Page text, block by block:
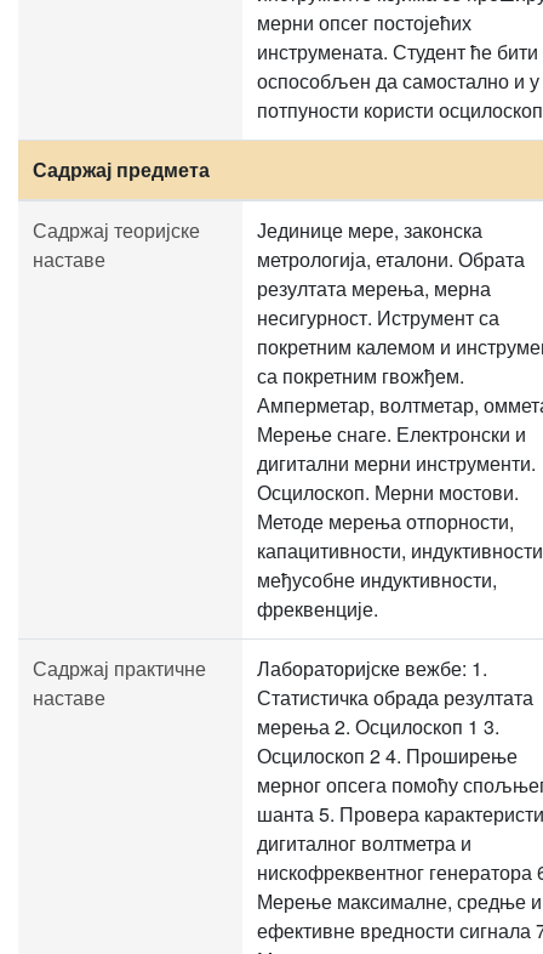
мерни опсег постојећих
инструмената. Студент ће бити
оспособљен да самостално и у
потпуности користи
Садржај предмета
Садржај теоријске
наставе
Јединице мере, законска
метрологија, еталони. Обрата
резултата мерења, мерна
несигурност. Иструмент са
покретним калемом и
са покретним гвожђем.
Амперметар, волтметар,
Мерење снаге. Електронски и
дигитални мерни инструменти.
Осцилоскоп. Мерни мостови.
Методе мерења отпорности,
капацитивности,
међусобне индуктивности,
фреквенције.
Садржај практичне
наставе
Лабораторијске вежбе: 1.
Статистичка обрада резултата
мерења 2. Осцилоскоп 1 3.
Осцилоскоп 2 4. Проширење
мерног опсега помоћу
шанта 5. Провера
дигиталног волтметра и
нискофреквентног генератора
Мерење максималне, средње и
ефективне вредности сигнала